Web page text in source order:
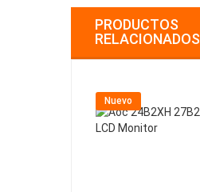
PRODUCTOS
RELACIONADOS
Nuevo